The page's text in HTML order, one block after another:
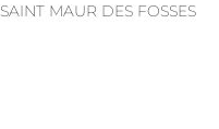
MAUR DES FOSSES